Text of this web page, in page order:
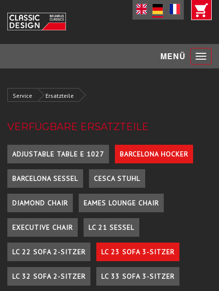
MENÜ Toggle
Service Ersatzteile
VERFÜGBARE ERSATZTEILE
ADJUSTABLE TABLE E 1027 BARCELONA HOCKER
BARCELONA SESSEL CESCA STUHL
DIAMOND CHAIR EAMES LOUNGE CHAIR
EXECUTIVE CHAIR LC 21 SESSEL
LC 22 SOFA 2-SITZER LC 23 SOFA 3-SITZER
LC 32 SOFA 2-SITZER LC 33 SOFA 3-SITZER